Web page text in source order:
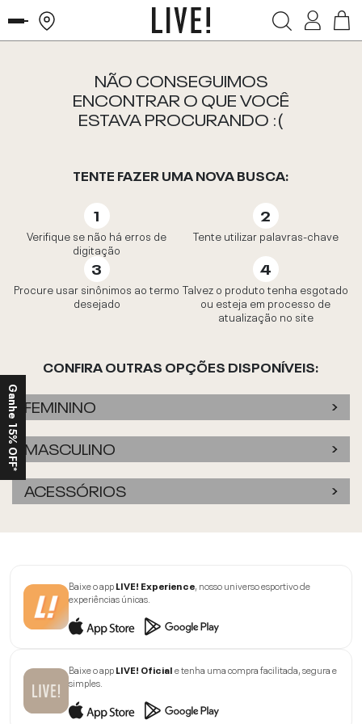
NÃO CONSEGUIMOS
ENCONTRAR O QUE VOCÊ
ESTAVA PROCURANDO :(
TENTE FAZER UMA NOVA BUSCA:
Verifique se não há erros de
digitação
Tente utilizar palavras-chave
Procure usar sinônimos ao termo
desejado
Talvez o produto tenha esgotado
ou esteja em processo de
atualização no site
CONFIRA OUTRAS OPÇÕES DISPONÍVEIS:
FEMININO
MASCULINO
ACESSÓRIOS
Baixe o appLIVE! Experience, nosso universo esportivo de
experiências únicas.
Baixe o appLIVE! Oficiale tenha uma compra facilitada, segura e
simples.
Ganhe 15% OFF*